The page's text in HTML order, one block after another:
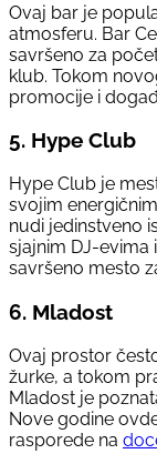
Ovaj bar je
atmosferu. Bar
savršeno za
klub. Tokom
promocije i
5. Hype Club
Hype Club je
svojim
nudi jedinstveno
sjajnim DJ-
savršeno mesto
6. Mladost
Ovaj prostor
žurke, a tokom
Mladost je
Nove godine
rasporede na